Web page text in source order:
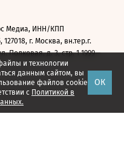
и технологии
данным сайтом, вы
файлов cookie
с Политикой в
ОК
Медиа, ИНН/КПП
127018, г. Москва, вн.тер.г.
Полковая, д. 3, стр. 1 1999—